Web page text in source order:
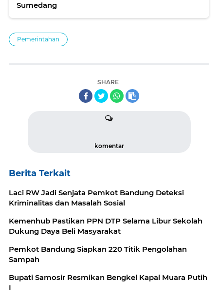
Sumedang
Pemerintahan
SHARE
komentar
Berita Terkait
Laci RW Jadi Senjata Pemkot Bandung Deteksi
Kriminalitas dan Masalah Sosial
Kemenhub Pastikan PPN DTP Selama Libur Sekolah
Dukung Daya Beli Masyarakat
Pemkot Bandung Siapkan 220 Titik Pengolahan
Sampah
Bupati Samosir Resmikan Bengkel Kapal Muara Putih
I